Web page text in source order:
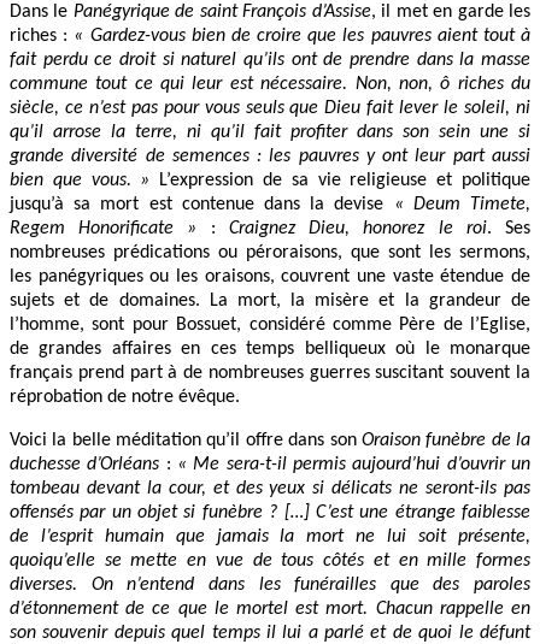
Dans le Panégyrique de saint François d’Assise, il met en garde les
riches : « Gardez-vous bien de croire que les pauvres aient tout à
fait perdu ce droit si naturel qu’ils ont de prendre dans la masse
commune tout ce qui leur est nécessaire. Non, non, ô riches du
siècle, ce n’est pas pour vous seuls que Dieu fait lever le soleil, ni
qu’il arrose la terre, ni qu’il fait profiter dans son sein une si
grande diversité de semences : les pauvres y ont leur part aussi
bien que vous. » L’expression de sa vie religieuse et politique
jusqu’à sa mort est contenue dans la devise « Deum Timete,
Regem Honorificate » : Craignez Dieu, honorez le roi. Ses
nombreuses prédications ou péroraisons, que sont les sermons,
les panégyriques ou les oraisons, couvrent une vaste étendue de
sujets et de domaines. La mort, la misère et la grandeur de
l’homme, sont pour Bossuet, considéré comme Père de l’Eglise,
de grandes affaires en ces temps belliqueux où le monarque
français prend part à de nombreuses guerres suscitant souvent la
réprobation de notre évêque.
Voici la belle méditation qu’il offre dans son Oraison funèbre de la
duchesse d’Orléans : « Me sera-t-il permis aujourd’hui d’ouvrir un
tombeau devant la cour, et des yeux si délicats ne seront-ils pas
offensés par un objet si funèbre ? […] C’est une étrange faiblesse
de l’esprit humain que jamais la mort ne lui soit présente,
quoiqu’elle se mette en vue de tous côtés et en mille formes
diverses. On n’entend dans les funérailles que des paroles
d’étonnement de ce que le mortel est mort. Chacun rappelle en
son souvenir depuis quel temps il lui a parlé et de quoi le défunt